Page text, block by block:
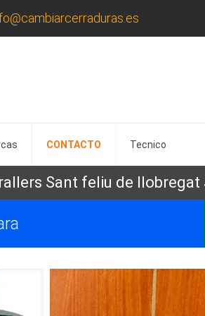
CONTACTO Tecnico
Sant feliu de